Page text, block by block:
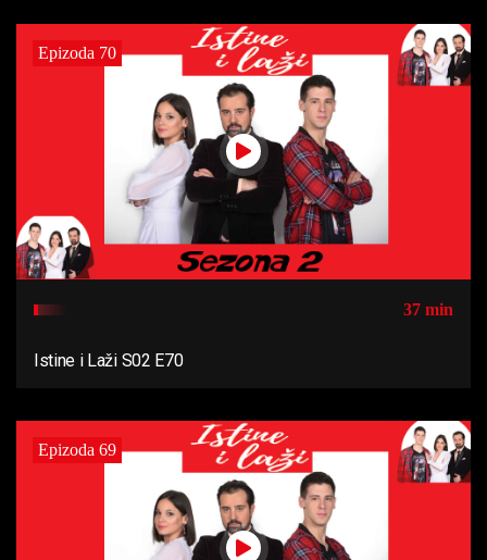
Epizoda 70
37 min
Istine i Laži S02 E70
Epizoda 69